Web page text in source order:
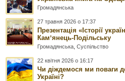
Громадянська
27 травня 2026 о 17:37
Презентація «Історії
Камʼянець-Подільську
Громадянська ,Суспільство
22 квітня 2026 о 16:17
Чи діждемося ми поваги
Україні?